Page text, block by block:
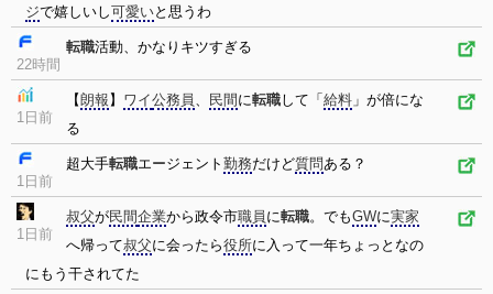
ジで嬉しいし可愛いと思うわ
22時間
転職活動、かなりキツすぎる
1日前
【朗報 】 ワイ公務員 、 民間 に転職して「 給料 」が倍にな
る
1日前
超大手転職エージェント 勤務だけど質問ある？
1日前
叔父が民間企業から政令市職員 に転職。でもGWに実家
へ帰って叔父に会ったら役所に入って一年ちょっとなの
にもう干されてた